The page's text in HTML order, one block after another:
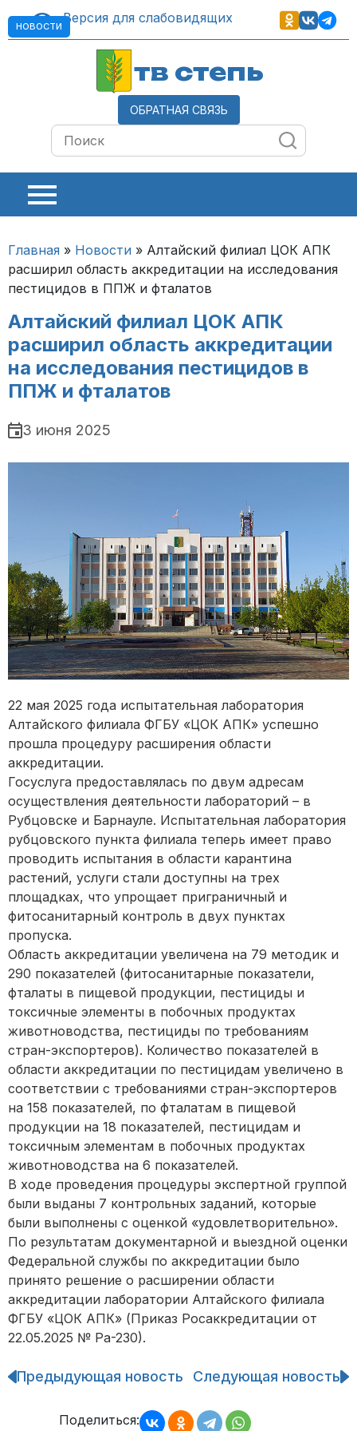
Версия для слабовидящих
тв степь
ОБРАТНАЯ СВЯЗЬ
Главная » Новости » Алтайский филиал ЦОК АПК
расширил область аккредитации на исследования
пестицидов в ППЖ и фталатов
Алтайский филиал ЦОК АПК
расширил область аккредитации
на исследования пестицидов в
ППЖ и фталатов
НОВОСТИ
3 июня 2025
22 мая 2025 года испытательная лаборатория
Алтайского филиала ФГБУ «ЦОК АПК» успешно
прошла процедуру расширения области
аккредитации.
Госуслуга предоставлялась по двум адресам
осуществления деятельности лабораторий – в
Рубцовске и Барнауле. Испытательная лаборатория
рубцовского пункта филиала теперь имеет право
проводить испытания в области карантина
растений, услуги стали доступны на трех
площадках, что упрощает приграничный и
фитосанитарный контроль в двух пунктах
пропуска.
Область аккредитации увеличена на 79 методик и
290 показателей (фитосанитарные показатели,
фталаты в пищевой продукции, пестициды и
токсичные элементы в побочных продуктах
животноводства, пестициды по требованиям
стран-экспортеров). Количество показателей в
области аккредитации по пестицидам увеличено в
соответствии с требованиями стран-экспортеров
на 158 показателей, по фталатам в пищевой
продукции на 18 показателей, пестицидам и
токсичным элементам в побочных продуктах
животноводства на 6 показателей.
В ходе проведения процедуры экспертной группой
были выданы 7 контрольных заданий, которые
были выполнены с оценкой «удовлетворительно».
По результатам документарной и выездной оценки
Федеральной службы по аккредитации было
принято решение о расширении области
аккредитации лаборатории Алтайского филиала
ФГБУ «ЦОК АПК» (Приказ Росаккредитации от
22.05.2025 № Ра-230).
Навигация
записям
Предыдующая новость Следующая новость
Поделиться: